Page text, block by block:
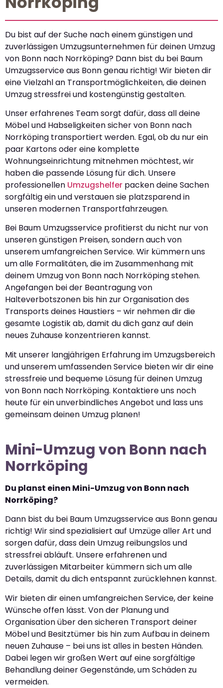
Du bist auf der Suche nach einem günstigen und
zuverlässigen Umzugsunternehmen für deinen Umzug
von Bonn nach Norrköping? Dann bist du bei Baum
Umzugsservice aus Bonn genau richtig! Wir bieten dir
eine Vielzahl an Transportmöglichkeiten, die deinen
Umzug stressfrei und kostengünstig gestalten.
Unser erfahrenes Team sorgt dafür, dass all deine
Möbel und Habseligkeiten sicher von Bonn nach
Norrköping transportiert werden. Egal, ob du nur ein
paar Kartons oder eine komplette
Wohnungseinrichtung mitnehmen möchtest, wir
haben die passende Lösung für dich. Unsere
professionellen Umzugshelfer packen deine Sachen
sorgfältig ein und verstauen sie platzsparend in
unseren modernen Transportfahrzeugen.
Bei Baum Umzugsservice profitierst du nicht nur von
unseren günstigen Preisen, sondern auch von
unserem umfangreichen Service. Wir kümmern uns
um alle Formalitäten, die im Zusammenhang mit
deinem Umzug von Bonn nach Norrköping stehen.
Angefangen bei der Beantragung von
Halteverbotszonen bis hin zur Organisation des
Transports deines Haustiers – wir nehmen dir die
gesamte Logistik ab, damit du dich ganz auf dein
neues Zuhause konzentrieren kannst.
Mit unserer langjährigen Erfahrung im Umzugsbereich
und unserem umfassenden Service bieten wir dir eine
stressfreie und bequeme Lösung für deinen Umzug
von Bonn nach Norrköping. Kontaktiere uns noch
heute für ein unverbindliches Angebot und lass uns
gemeinsam deinen Umzug planen!
Mini-Umzug von Bonn nach
Norrköping
Du planst einen Mini-Umzug von Bonn nach
Norrköping?
Dann bist du bei Baum Umzugsservice aus Bonn genau
richtig! Wir sind spezialisiert auf Umzüge aller Art und
sorgen dafür, dass dein Umzug reibungslos und
stressfrei abläuft. Unsere erfahrenen und
zuverlässigen Mitarbeiter kümmern sich um alle
Details, damit du dich entspannt zurücklehnen kannst.
Wir bieten dir einen umfangreichen Service, der keine
Wünsche offen lässt. Von der Planung und
Organisation über den sicheren Transport deiner
Möbel und Besitztümer bis hin zum Aufbau in deinem
neuen Zuhause – bei uns ist alles in besten Händen.
Dabei legen wir großen Wert auf eine sorgfältige
Behandlung deiner Gegenstände, um Schäden zu
vermeiden.